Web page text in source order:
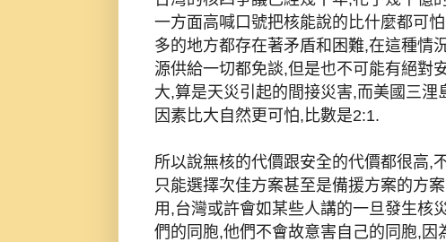
一方面高喊口號把核能說的比什麼都可
多的地方都存在著矛盾和困難,在這種情
源供給一切都免談,但是也不可能有絕對
大,算是天災引起的間接災害,而美國三
因素比大自然更可怕,比數是2:1.
所以說無核的代價跟安全的代價都很高,
只能選擇次佳方案甚至是備援方案的方
用,台灣或許會如某些人講的一旦發生核
們的同胞,他們不會故意害自己的同胞,